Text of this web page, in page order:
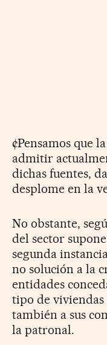
¢Pensamos que
admitir
dichas fuentes,
desplome en la
No obstante,
del sector
segunda
no solución a la
entidades
tipo de viviendas
también a sus
la patronal.